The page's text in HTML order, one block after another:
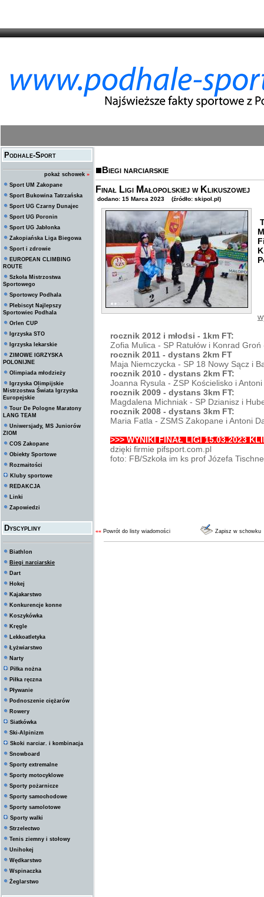
Podhale-Sport
pokaż schowek »
Sport UM Zakopane
Sport Bukowina Tatrzańska
Sport UG Czarny Dunajec
Sport UG Poronin
Sport UG Jabłonka
Zakopiańska Liga Biegowa
Sport i zdrowie
EUROPEAN CLIMBING
ROUTE
Szkoła Mistrzostwa
Sportowego
Sportowcy Podhala
Plebiscyt Najlepszy
Sportowiec Podhala
Orlen CUP
Igrzyska STO
Igrzyska lekarskie
ZIMOWE IGRZYSKA
POLONIJNE
Olimpiada młodzieży
Igrzyska Olimpijskie
Mistrzostwa Świata Igrzyska
Europejskie
Tour De Pologne Maratony
LANG TEAM
Uniwersjady, MS Juniorów
ZIOM
COS Zakopane
Obiekty Sportowe
Rozmaitości
Kluby sportowe
REDAKCJA
Linki
Zapowiedzi
Dyscypliny
Biathlon
Biegi narciarskie
Dart
Hokej
Kajakarstwo
Konkurencje konne
Koszykówka
Kręgle
Lekkoatletyka
Łyżwiarstwo
Narty
Piłka nożna
Piłka ręczna
Pływanie
Podnoszenie ciężarów
Rowery
Siatkówka
Ski-Alpinizm
Skoki narciar. i kombinacja
Snowboard
Sporty extremalne
Sporty motocyklowe
Sporty pożarnicze
Sporty samochodowe
Sporty samolotowe
Sporty walki
Strzelectwo
Tenis ziemny i stołowy
Unihokej
Wędkarstwo
Wspinaczka
Żeglarstwo
Biegi narciarskie
Finał Ligi Małopolskiej w Klikuszowej
dodano: 15 Marca 2023 (źródło: skipol.pl)
rocznik 2012 i młodsi - 1km FT:
Zofia Mulica - SP Ratułów i Konrad
rocznik 2011 - dystans 2km FT
Maja Niemczycka - SP 18 Nowy Sącz i
rocznik 2010 - dystans 2km FT:
Joanna Rysula - ZSP Kościelisko i
rocznik 2009 - dystans 3km FT:
Magdalena Michniak - SP Dzianisz i
rocznik 2008 - dystans 3km FT:
Maria Fatla - ZSMS Zakopane i Antoni
>>> WYNIKI FINAŁ LIGI 15.03.2023
dzięki firmie pifsport.com.pl
foto: FB/Szkoła im ks prof Józefa
«« Powrót do listy wiadomości Zapisz w schowku